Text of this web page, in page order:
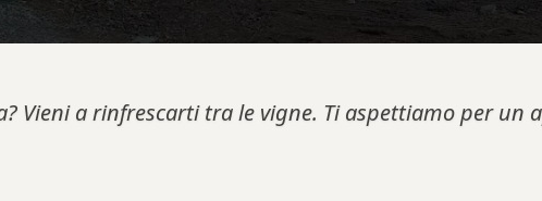
Vieni a rinfrescarti tra le vigne. Ti aspettiamo per